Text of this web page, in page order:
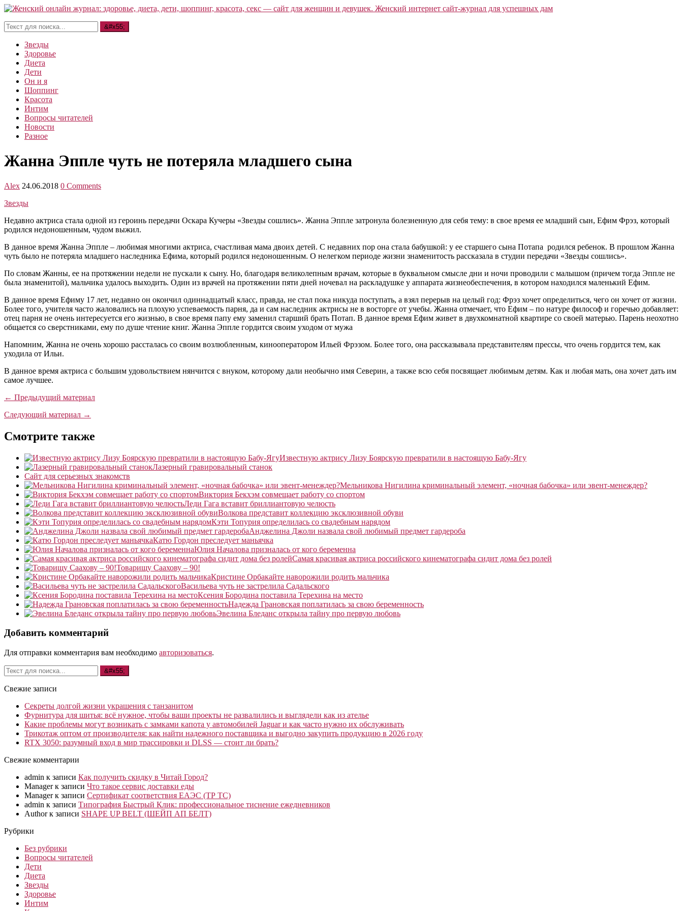
Звезды
Здоровье
Диета
Дети
Он и я
Шоппинг
Красота
Интим
Вопросы читателей
Новости
Разное
Жанна Эппле чуть не потеряла младшего сына
Alex 24.06.2018 0 Comments
Звезды
Недавно актриса стала одной из героинь передачи Оскара Кучеры «Звезды сошлись». Жанна Эппле затронула болезненную для себя тему: в свое время ее младший сын, Ефим Фрэз, который
родился недоношенным, чудом выжил.
В данное время Жанна Эппле – любимая многими актриса, счастливая мама двоих детей. С недавних пор она стала бабушкой: у ее старшего сына Потапа родился ребенок. В прошлом Жанна
чуть было не потеряла младшего наследника Ефима, который родился недоношенным. О нелегком периоде жизни знаменитость рассказала в студии передачи «Звезды сошлись».
По словам Жанны, ее на протяжении недели не пускали к сыну. Но, благодаря великолепным врачам, которые в буквальном смысле дни и ночи проводили с малышом (причем тогда Эппле не
была знаменитой), мальчика удалось выходить. Один из врачей на протяжении пяти дней ночевал на раскладушке у аппарата жизнеобеспечения, в котором находился маленький Ефим.
В данное время Ефиму 17 лет, недавно он окончил одиннадцатый класс, правда, не стал пока никуда поступать, а взял перерыв на целый год: Фрэз хочет определиться, чего он хочет от жизни.
Более того, учителя часто жаловались на плохую успеваемость парня, да и сам наследник актрисы не в восторге от учебы. Жанна отмечает, что Ефим – по натуре философ и горечью добавляет:
отец парня не очень интересуется его жизнью, в свое время папу ему заменил старший брать Потап. В данное время Ефим живет в двухкомнатной квартире со своей матерью. Парень неохотно
общается со сверстниками, ему по душе чтение книг. Жанна Эппле гордится своим уходом от мужа
Напомним, Жанна не очень хорошо рассталась со своим возлюбленным, кинооператором Ильей Фрэзом. Более того, она рассказывала представителям прессы, что очень гордится тем, как
уходила от Ильи.
В данное время актриса с большим удовольствием нянчится с внуком, которому дали необычно имя Северин, а также всю себя посвящает любимым детям. Как и любая мать, она хочет дать им
самое лучшее.
← Предыдущий материал
Следующий материал →
Смотрите также
Известную актрису Лизу Боярскую превратили в настоящую Бабу-Ягу
Лазерный гравировальный станок
Сайт для серьезных знакомств
Мельникова Нигилина криминальный элемент, «ночная бабочка» или эвент-менеждер?
Виктория Бекхэм совмещает работу со спортом
Леди Гага вставит бриллиантовую челюсть
Волкова представит коллекцию эксклюзивной обуви
Кэти Топурия определилась со свадебным нарядом
Анджелина Джоли назвала свой любимый предмет гардероба
Катю Гордон преследует маньячка
Юлия Началова призналась от кого беременна
Самая красивая актриса российского кинематографа сидит дома без ролей
Товарищу Саахову – 90!
Кристине Орбакайте наворожили родить мальчика
Васильева чуть не застрелила Садальского
Ксения Бородина поставила Терехина на место
Надежда Грановская поплатилась за свою беременность
Эвелина Бледанс открыла тайну про первую любовь
Добавить комментарий
Для отправки комментария вам необходимо авторизоваться.
Свежие записи
Секреты долгой жизни украшения с танзанитом
Фурнитура для шитья: всё нужное, чтобы ваши проекты не развалились и выглядели как из ателье
Какие проблемы могут возникать с замками капота у автомобилей Jaguar и как часто нужно их обслуживать
Трикотаж оптом от производителя: как найти надежного поставщика и выгодно закупить продукцию в 2026 году
RTX 3050: разумный вход в мир трассировки и DLSS — стоит ли брать?
Свежие комментарии
admin к записи Как получить скидку в Читай Город?
Managerк записи Что такое сервис доставки еды
Managerк записи Сертификат соответствия ЕАЭС (ТР ТС)
admin к записи Типография Быстрый Клик: профессиональное тиснение ежедневников
Authorк записи SHAPE UP BELT (ШЕЙП АП БЕЛТ)
Рубрики
Без рубрики
Вопросы читателей
Дети
Диета
Звезды
Здоровье
Интим